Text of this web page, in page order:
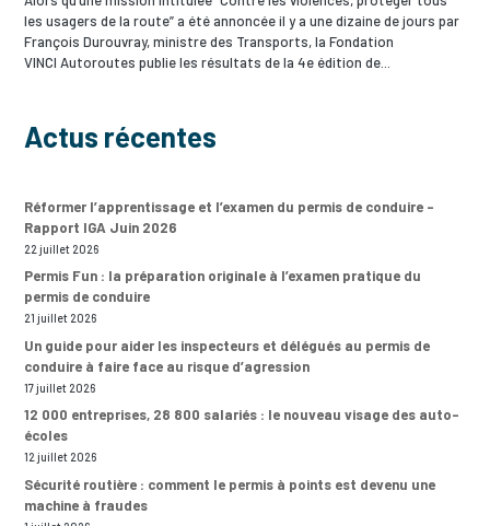
les usagers de la route” a été annoncée il y a une dizaine de jours par
François Durouvray, ministre des Transports, la Fondation
VINCI Autoroutes publie les résultats de la 4e édition de...
Actus récentes
Réformer l’apprentissage et l’examen du permis de conduire –
Rapport IGA Juin 2026
22 juillet 2026
Permis Fun : la préparation originale à l’examen pratique du
permis de conduire
21 juillet 2026
Un guide pour aider les inspecteurs et délégués au permis de
conduire à faire face au risque d’agression
17 juillet 2026
12 000 entreprises, 28 800 salariés : le nouveau visage des auto-
écoles
12 juillet 2026
Sécurité routière : comment le permis à points est devenu une
machine à fraudes